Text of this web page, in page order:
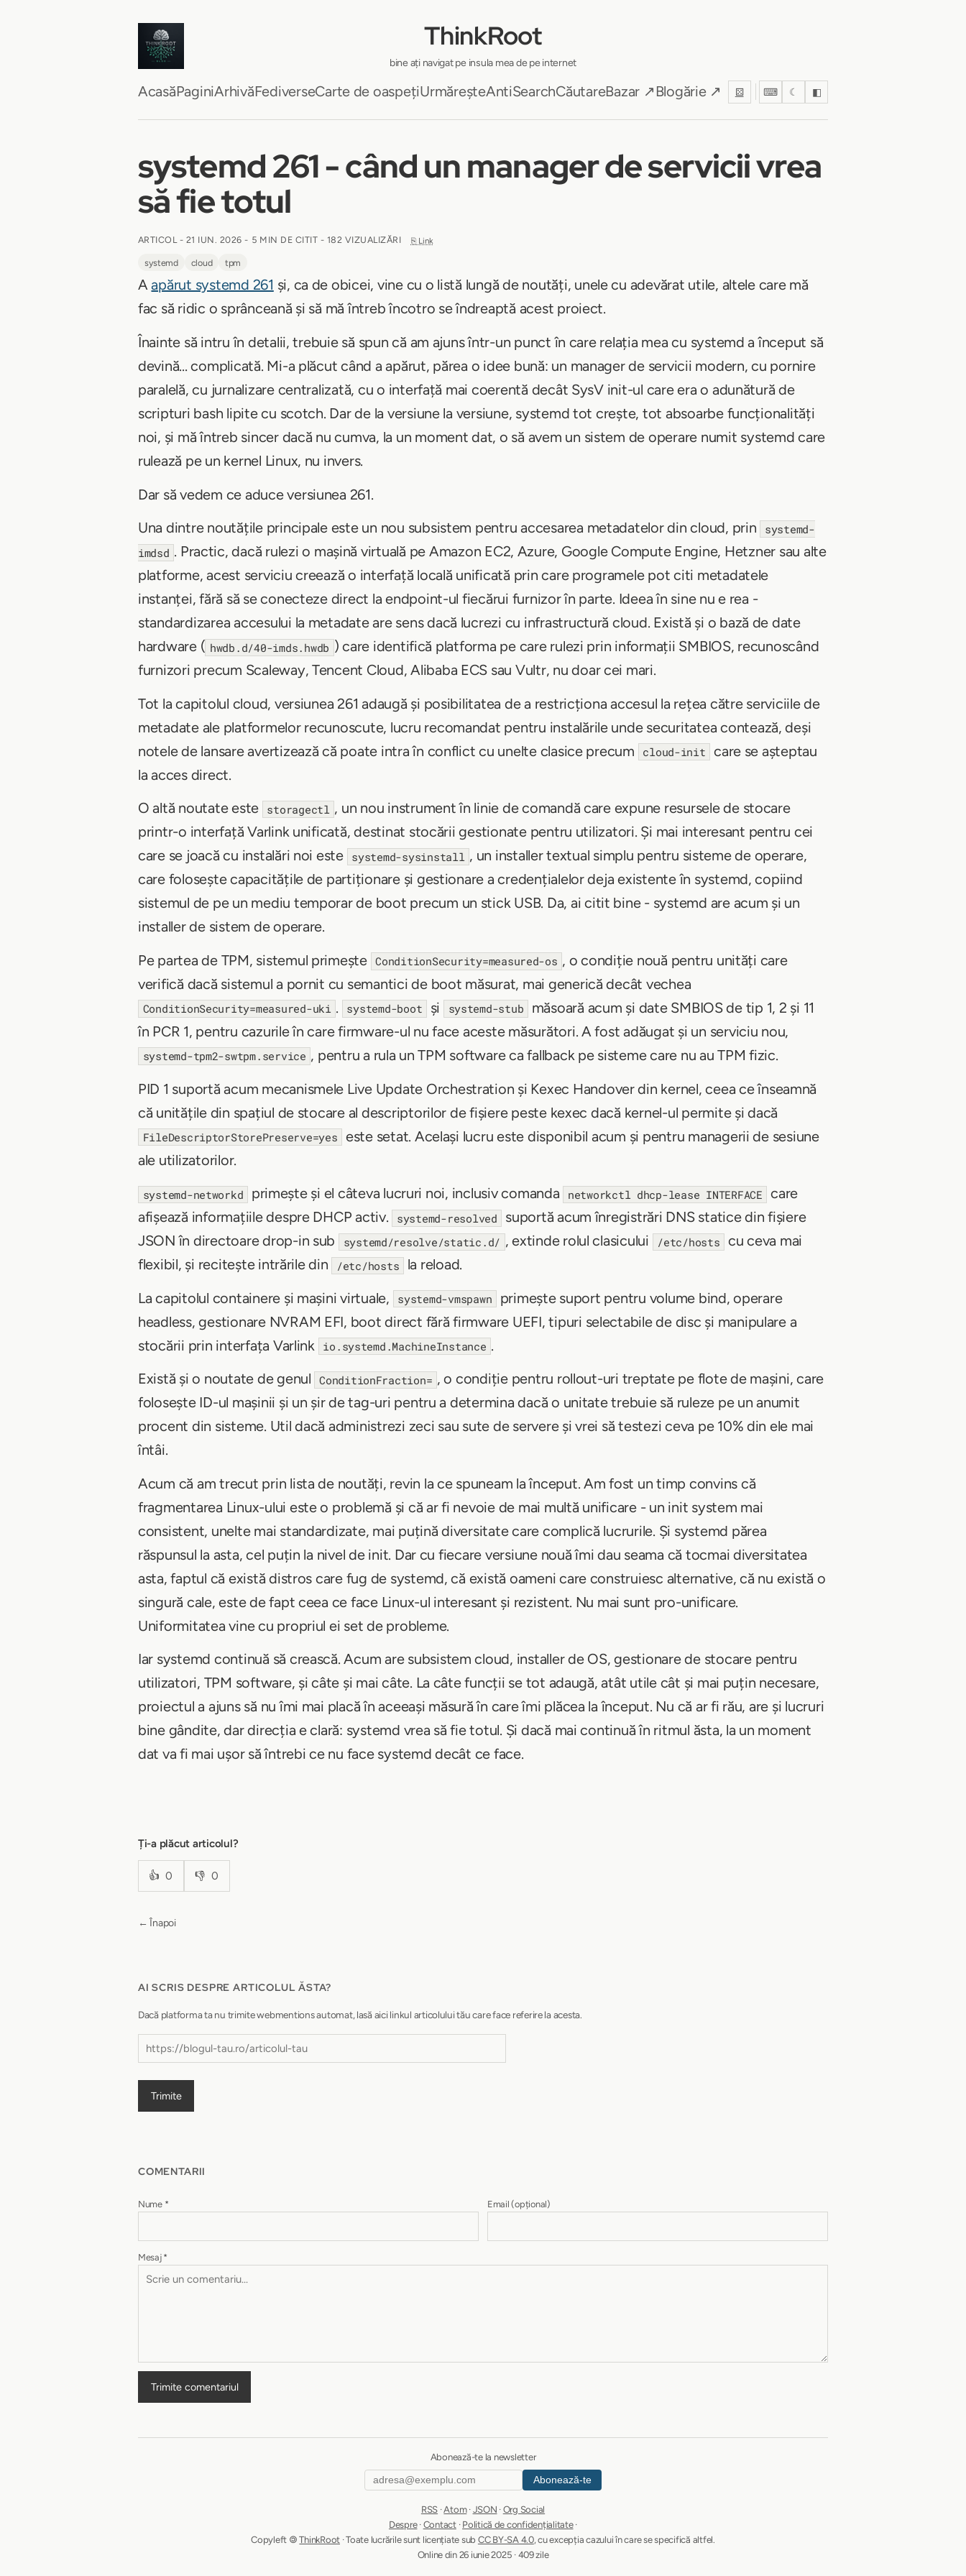
ThinkRoot
bine ați navigat pe insula mea de pe internet
AcasăPaginiArhivăFediverseCarte de oaspețiUrmăreșteAntiSearchCăutareBazar ↗ Blogărie ↗ ⚄ ⌨ ☾ ◧
systemd 261 - când un manager de servicii vrea
să fie totul
ARTICOL - 21 IUN. 2026 - 5 MIN DE CITIT - 182 VIZUALIZĂRI ⎘ Link
systemd cloud tpm
Aapărut systemd 261 și, ca de obicei, vine cu o listă lungă de noutăți, unele cu adevărat utile, altele care mă
fac să ridic o sprânceană și să mă întreb încotro se îndreaptă acest proiect.
Înainte să intru în detalii, trebuie să spun că am ajuns într-un punct în care relația mea cu systemd a început să
devină... complicată. Mi-a plăcut când a apărut, părea o idee bună: un manager de servicii modern, cu pornire
paralelă, cu jurnalizare centralizată, cu o interfață mai coerentă decât SysV init-ul care era o adunătură de
scripturi bash lipite cu scotch. Dar de la versiune la versiune, systemd tot crește, tot absoarbe funcționalități
noi, și mă întreb sincer dacă nu cumva, la un moment dat, o să avem un sistem de operare numit systemd care
rulează pe un kernel Linux, nu invers.
Dar să vedem ce aduce versiunea 261.
Una dintre noutățile principale este un nou subsistem pentru accesarea metadatelor din cloud, prin
systemd-
imdsd . Practic, dacă rulezi o mașină virtuală pe Amazon EC2, Azure, Google Compute Engine, Hetzner sau alte
platforme, acest serviciu creează o interfață locală unificată prin care programele pot citi metadatele
instanței, fără să se conecteze direct la endpoint-ul fiecărui furnizor în parte. Ideea în sine nu e rea -
standardizarea accesului la metadate are sens dacă lucrezi cu infrastructură cloud. Există și o bază de date
hardware ( hwdb.d/40-imds.hwdb ) care identifică platforma pe care rulezi prin informații SMBIOS, recunoscând
furnizori precum Scaleway, Tencent Cloud, Alibaba ECS sau Vultr, nu doar cei mari.
Tot la capitolul cloud, versiunea 261 adaugă și posibilitatea de a restricționa accesul la rețea către serviciile de
metadate ale platformelor recunoscute, lucru recomandat pentru instalările unde securitatea contează, deși
notele de lansare avertizează că poate intra în conflict cu unelte clasice precum
cloud-init
care se așteptau
la acces direct.
O altă noutate este
storagectl , un nou instrument în linie de comandă care expune resursele de stocare
printr-o interfață Varlink unificată, destinat stocării gestionate pentru utilizatori. Și mai interesant pentru cei
care se joacă cu instalări noi este
systemd-sysinstall , un installer textual simplu pentru sisteme de operare,
care folosește capacitățile de partiționare și gestionare a credențialelor deja existente în systemd, copiind
sistemul de pe un mediu temporar de boot precum un stick USB. Da, ai citit bine - systemd are acum și un
installer de sistem de operare.
Pe partea de TPM, sistemul primește ConditionSecurity=measured-os , o condiție nouă pentru unități care
verifică dacă sistemul a pornit cu semantici de boot măsurat, mai generică decât vechea
ConditionSecurity=measured-uki . systemd-boot și systemd-stub
măsoară acum și date SMBIOS de tip 1, 2 și 11
în PCR 1, pentru cazurile în care firmware-ul nu face aceste măsurători. A fost adăugat și un serviciu nou,
systemd-tpm2-swtpm.service , pentru a rula un TPM software ca fallback pe sisteme care nu au TPM fizic.
PID 1 suportă acum mecanismele Live Update Orchestration și Kexec Handover din kernel, ceea ce înseamnă
că unitățile din spațiul de stocare al descriptorilor de fișiere peste kexec dacă kernel-ul permite și dacă
FileDescriptorStorePreserve=yes
este setat. Același lucru este disponibil acum și pentru managerii de sesiune
ale utilizatorilor.
systemd-networkd primește și el câteva lucruri noi, inclusiv comanda networkctl dhcp-lease INTERFACE
care
afișează informațiile despre DHCP activ.
systemd-resolved
suportă acum înregistrări DNS statice din fișiere
JSON în directoare drop-in sub
systemd/resolve/static.d/ , extinde rolul clasicului /etc/hosts
cu ceva mai
flexibil, și recitește intrările din
/etc/hosts
la reload.
La capitolul containere și mașini virtuale,
systemd-vmspawn
primește suport pentru volume bind, operare
headless, gestionare NVRAM EFI, boot direct fără firmware UEFI, tipuri selectabile de disc și manipulare a
stocării prin interfața Varlink
io.systemd.MachineInstance .
Există și o noutate de genul
ConditionFraction= , o condiție pentru rollout-uri treptate pe flote de mașini, care
folosește ID-ul mașinii și un șir de tag-uri pentru a determina dacă o unitate trebuie să ruleze pe un anumit
procent din sisteme. Util dacă administrezi zeci sau sute de servere și vrei să testezi ceva pe 10% din ele mai
întâi.
Acum că am trecut prin lista de noutăți, revin la ce spuneam la început. Am fost un timp convins că
fragmentarea Linux-ului este o problemă și că ar fi nevoie de mai multă unificare - un init system mai
consistent, unelte mai standardizate, mai puțină diversitate care complică lucrurile. Și systemd părea
răspunsul la asta, cel puțin la nivel de init. Dar cu fiecare versiune nouă îmi dau seama că tocmai diversitatea
asta, faptul că există distros care fug de systemd, că există oameni care construiesc alternative, că nu există o
singură cale, este de fapt ceea ce face Linux-ul interesant și rezistent. Nu mai sunt pro-unificare.
Uniformitatea vine cu propriul ei set de probleme.
Iar systemd continuă să crească. Acum are subsistem cloud, installer de OS, gestionare de stocare pentru
utilizatori, TPM software, și câte și mai câte. La câte funcții se tot adaugă, atât utile cât și mai puțin necesare,
proiectul a ajuns să nu îmi mai placă în aceeași măsură în care îmi plăcea la început. Nu că ar fi rău, are și lucruri
bine gândite, dar direcția e clară: systemd vrea să fie totul. Și dacă mai continuă în ritmul ăsta, la un moment
dat va fi mai ușor să întrebi ce nu face systemd decât ce face.
Ți-a plăcut articolul?
👍 0 👎 0
← Înapoi
AI SCRIS DESPRE ARTICOLUL ĂSTA?
Dacă platforma ta nu trimite webmentions automat, lasă aici linkul articolului tău care face referire la acesta.
Trimite
COMENTARII
Nume * Email(opțional)
Mesaj *
Trimite comentariul
Abonează-te la newsletter
Abonează-te
RSS ·Atom· JSON · Org Social
Despre· Contact· Politică de confidențialitate·
Copyleft 🄯ThinkRoot · Toate lucrările sunt licențiate sub CC BY-SA 4.0, cu excepția cazului în care se specifică altfel.
Online din 26 iunie 2025 · 409 zile